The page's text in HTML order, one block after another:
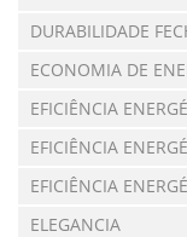
DURABILIDADE
ECONOMIA DE
EFICIÊNCIA
EFICIÊNCIA
EFICIÊNCIA
ELEGANCIA